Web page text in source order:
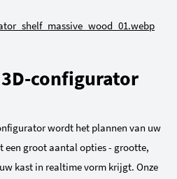
configurator
wordt het plannen van uw
een groot aantal opties - grootte,
kast in realtime vorm krijgt. Onze